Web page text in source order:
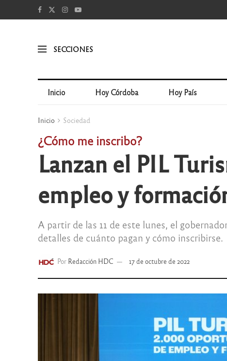
SECCIONES
Inicio Hoy Córdoba Hoy País
Inicio Sociedad
¿Cómo me inscribo?
Lanzan el PIL
empleo y
A partir de las 11 de este lunes, el
detalles de cuánto pagan y cómo inscribirse.
Por Redacción HDC 17 de octubre de 2022